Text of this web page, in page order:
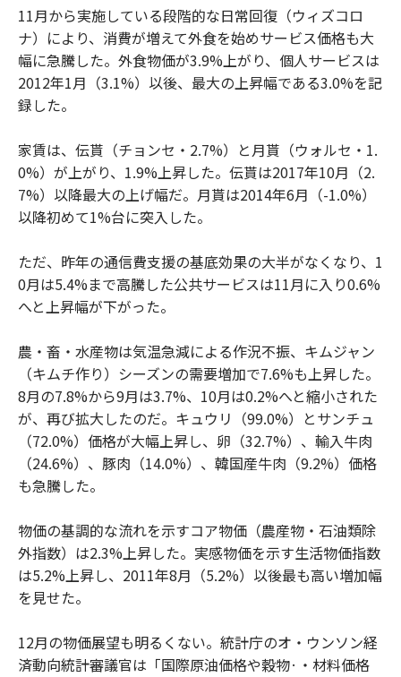
11月から実施している段階的な日常回復（ウィズコロ
ナ）により、消費が増えて外食を始めサービス価格も大
幅に急騰した。外食物価が3.9%上がり、個人サービスは
2012年1月（3.1%）以後、最大の上昇幅である3.0%を記
録した。
家賃は、伝貰（チョンセ・2.7%）と月貰（ウォルセ・1.
0%）が上がり、1.9%上昇した。伝貰は2017年10月（2.
7%）以降最大の上げ幅だ。月貰は2014年6月（-1.0%）
以降初めて1%台に突入した。
ただ、昨年の通信費支援の基底効果の大半がなくなり、1
0月は5.4%まで高騰した公共サービスは11月に入り0.6%
へと上昇幅が下がった。
農・畜・水産物は気温急減による作況不振、キムジャン
（キムチ作り）シーズンの需要増加で7.6%も上昇した。
8月の7.8%から9月は3.7%、10月は0.2%へと縮小された
が、再び拡大したのだ。キュウリ（99.0%）とサンチュ
（72.0%）価格が大幅上昇し、卵（32.7%）、輸入牛肉
（24.6%）、豚肉（14.0%）、韓国産牛肉（9.2%）価格
も急騰した。
物価の基調的な流れを示すコア物価（農産物・石油類除
外指数）は2.3%上昇した。実感物価を示す生活物価指数
は5.2%上昇し、2011年8月（5.2%）以後最も高い増加幅
を見せた。
12月の物価展望も明るくない。統計庁のオ・ウンソン経
済動向統計審議官は「国際原油価格や穀物·・材料価格